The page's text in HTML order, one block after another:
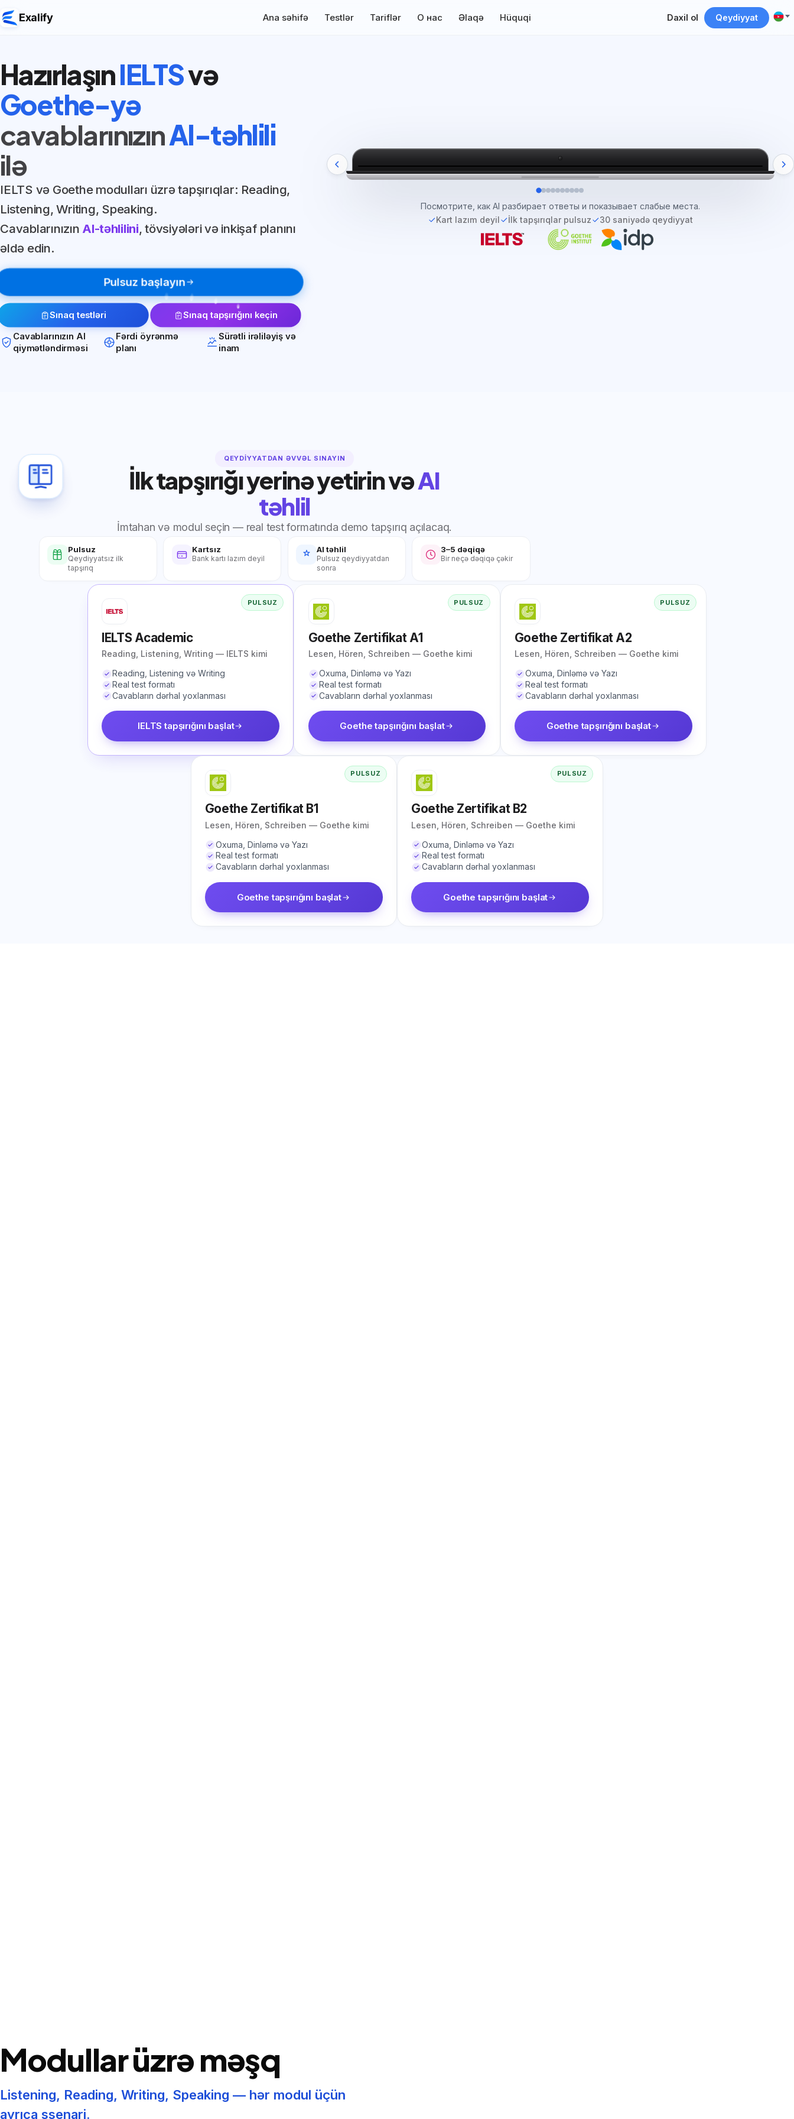
Exalify Ana səhifə Testlər Tariflər О нас Əlaqə Hüquqi Daxil ol Qeydiyyat
HazırlaşınIELTSvə
Goethe-yə
cavablarınızınAI-təhlili
ilə
IELTS və Goethe modulları üzrə tapşırıqlar: Reading,
Listening, Writing, Speaking.
Cavablarınızın AI-təhlilini, tövsiyələri və inkişaf planını
əldə edin.
Pulsuz başlayın
Sınaq testləri Sınaq tapşırığını keçin
Cavablarınızın AI
qiymətləndirməsi
Fərdi öyrənmə
planı
Sürətli irəliləyiş və
inam
Тренируйтесь по модулям — Reading, Listening, Writing и Speaking.
Kart lazım deyil İlk tapşırıqlar pulsuz 30 saniyədə qeydiyyat
IELTS Goethe-Zertifikat
IDP
QEYDIYYATDAN ƏVVƏL SINAYIN
İlk tapşırığı yerinə yetirin vəAI
təhlil
İmtahan və modul seçin — real test formatında demo tapşırıq açılacaq.
Pulsuz
Qeydiyyatsız ilk
tapşırıq
Kartsız
Bank kartı lazım deyil
AI təhlil
Pulsuz qeydiyyatdan
sonra
3–5 dəqiqə
Bir neçə dəqiqə çəkir
PULSUZ
IELTS Academic
Reading, Listening, Writing — IELTS kimi
Reading, Listening və Writing
Real test formatı
Cavabların dərhal yoxlanması
IELTS tapşırığını başlat
PULSUZ
Goethe Zertifikat A1
Lesen, Hören, Schreiben — Goethe kimi
Oxuma, Dinləmə və Yazı
Real test formatı
Cavabların dərhal yoxlanması
Goethe tapşırığını başlat
PULSUZ
Goethe Zertifikat A2
Lesen, Hören, Schreiben — Goethe kimi
Oxuma, Dinləmə və Yazı
Real test formatı
Cavabların dərhal yoxlanması
Goethe tapşırığını başlat
PULSUZ
Goethe Zertifikat B1
Lesen, Hören, Schreiben — Goethe kimi
Oxuma, Dinləmə və Yazı
Real test formatı
Cavabların dərhal yoxlanması
Goethe tapşırığını başlat
PULSUZ
Goethe Zertifikat B2
Lesen, Hören, Schreiben — Goethe kimi
Oxuma, Dinləmə və Yazı
Real test formatı
Cavabların dərhal yoxlanması
Goethe tapşırığını başlat
Modullar üzrə məşq
Listening, Reading, Writing, Speaking — hər modul üçün
ayrıca ssenari.